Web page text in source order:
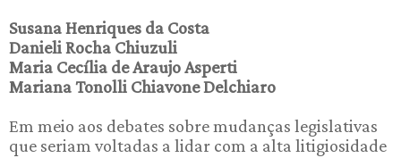
Susana Henriques da Costa
Danieli Rocha Chiuzuli
Maria Cecília de Araujo Asperti
Mariana Tonolli Chiavone Delchiaro
Em meio aos debates sobre mudanças legislativas
que seriam voltadas a lidar com a alta litigiosidade